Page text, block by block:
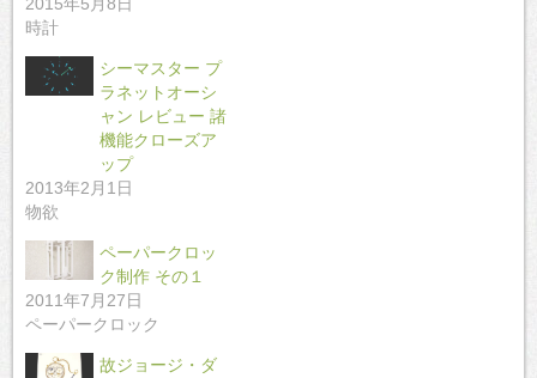
時計
シーマスター プ
ラネットオーシ
ャン レビュー 諸
機能クローズア
ップ
2013年2月1日
物欲
ペーパークロッ
ク制作 その１
2011年7月27日
ペーパークロック
故ジョージ・ダ